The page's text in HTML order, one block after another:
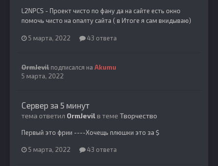
L2NPCS - Проект чисто по фану да на сайте есть окно
помочь чисто на опалту сайта ( в Итоге я сам вкидываю)
5 марта, 2022 43 ответа
OrmJevil подписался на Akumu
5 марта, 2022
Сервер за 5 минут
тема ответил OrmJevilв теме Творчество
Первый это фрии ----Хочещь плюшки это за $
5 марта, 2022 43 ответа